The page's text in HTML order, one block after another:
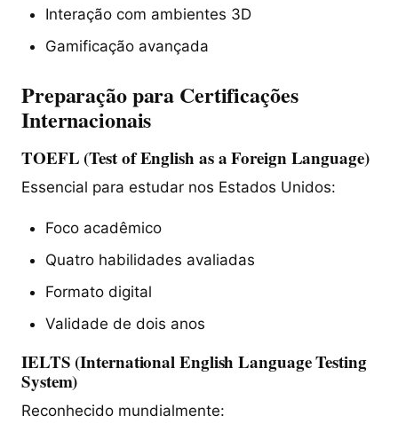
Interação com ambientes 3D
Gamificação avançada
Preparação para Certificações
Internacionais
TOEFL (Test of English as a Foreign Language)
Essencial para estudar nos Estados Unidos:
Foco acadêmico
Quatro habilidades avaliadas
Formato digital
Validade de dois anos
IELTS (International English Language Testing
System)
Reconhecido mundialmente: